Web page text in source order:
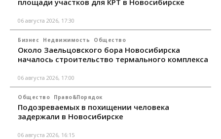
06 августа 2026, 17:30
Бизнес Недвижимость Общество
Около Заельцовского бора Новосибирска
началось строительство термального комплекса
06 августа 2026, 17:00
Общество Право&Порядок
Подозреваемых в похищении человека
задержали в Новосибирске
06 августа 2026, 16:15